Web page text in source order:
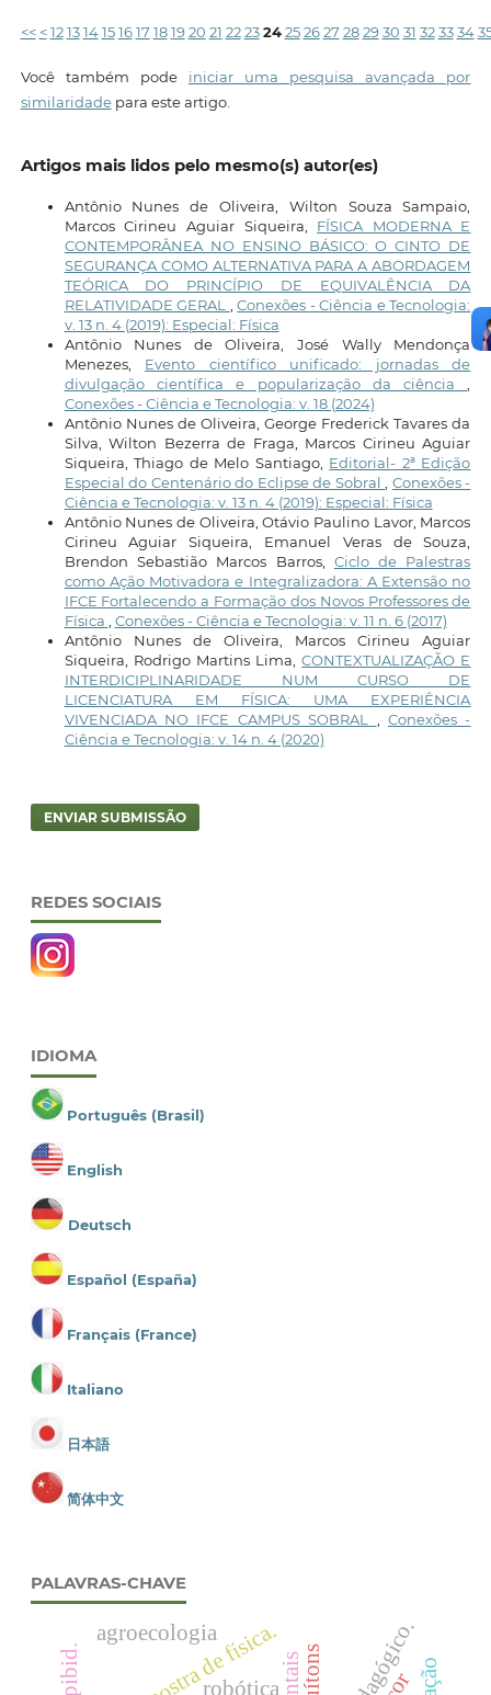
<< < 12 13 14 15 16 17 18 19 20 21 22 23 24 25 26 27 28 29 30 31 32 33 34
Você também pode iniciar uma pesquisa avançada por
similaridadepara este artigo.
Artigos mais lidos pelo mesmo(s) autor(es)
Antônio Nunes de Oliveira, Wilton Souza Sampaio,
Marcos Cirineu Aguiar Siqueira, FÍSICA MODERNA E
CONTEMPORÂNEA NO ENSINO BÁSICO: O CINTO DE
SEGURANÇA COMO ALTERNATIVA PARA A ABORDAGEM
TEÓRICA DO PRINCÍPIO DE EQUIVALÊNCIA DA
RELATIVIDADE GERAL
,Conexões - Ciência e Tecnologia:
v. 13 n. 4 (2019): Especial: Física
Antônio Nunes de Oliveira, José Wally Mendonça
Menezes, Evento científico unificado: jornadas de
divulgação científica e popularização da ciência
Conexões - Ciência e Tecnologia: v. 18 (2024)
Antônio Nunes de Oliveira, George Frederick Tavares da
Silva, Wilton Bezerra de Fraga, Marcos Cirineu Aguiar
Siqueira, Thiago de Melo Santiago, Editorial- 2ª Edição
Especial do Centenário do Eclipse de Sobral
Conexões -
Ciência e Tecnologia: v. 13 n. 4 (2019): Especial: Física
Antônio Nunes de Oliveira, Otávio Paulino Lavor, Marcos
Cirineu Aguiar Siqueira, Emanuel Veras de Souza,
Brendon Sebastião Marcos Barros, Ciclo de Palestras
como Ação Motivadora e Integralizadora: A Extensão no
IFCE Fortalecendo a Formação dos Novos Professores de
Física
Conexões - Ciência e Tecnologia: v. 11 n. 6 (2017)
Antônio Nunes de Oliveira, Marcos Cirineu Aguiar
Siqueira, Rodrigo Martins Lima,CONTEXTUALIZAÇÃO E
INTERDICIPLINARIDADE NUM CURSO DE
LICENCIATURA EM FÍSICA: UMA EXPERIÊNCIA
VIVENCIADA NO IFCE CAMPUS SOBRAL
,Conexões -
Ciência e Tecnologia: v. 14 n. 4 (2020)
ENVIAR SUBMISSÃO
REDES SOCIAIS
IDIOMA
Português (Brasil)
English
Deutsch
Español (España)
Français (France)
Italiano
日本語
简体中文
PALAVRAS-CHAVE
mostra de física. quítons
robótica
agroecologia